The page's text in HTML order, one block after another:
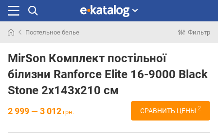
раньше
Постельное белье Фильтр
MirSon Комплект постільної
білизни Ranforce Elite 16-9000 Black
Stone 2х143х210 см
2 999 — 3 012 грн. СРАВНИТЬ ЦЕНЫ 2